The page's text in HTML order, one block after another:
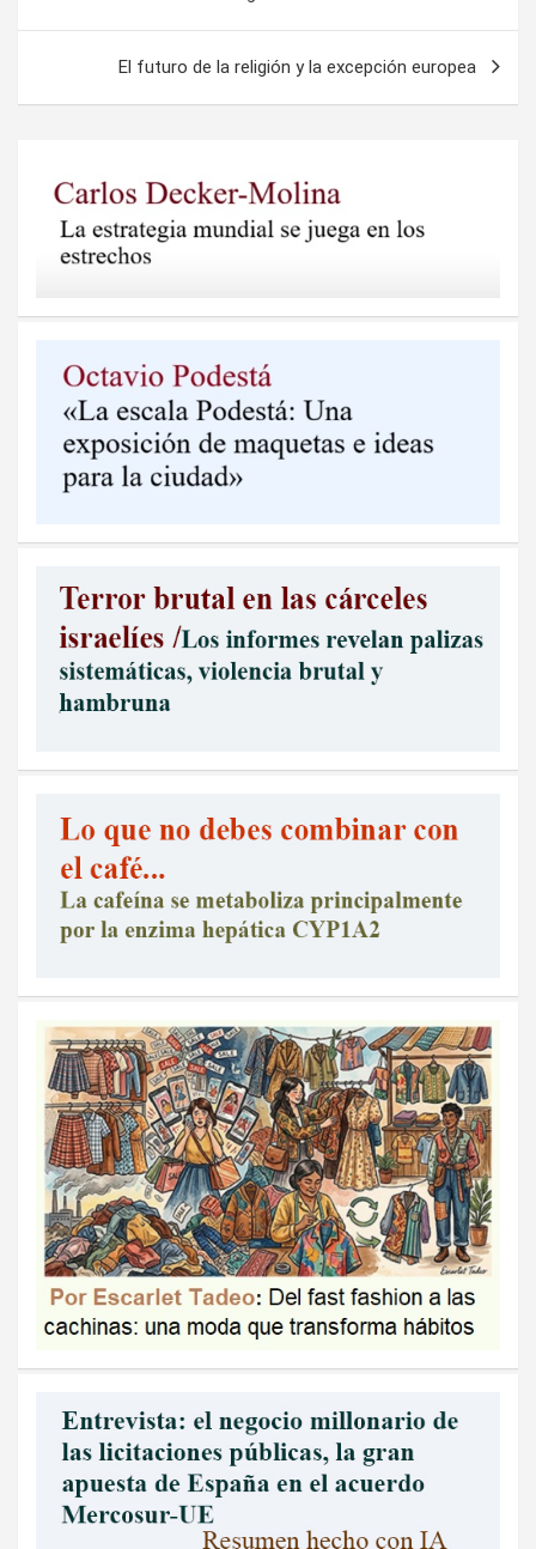
entradasEl futuro de la religión y la excepción europea